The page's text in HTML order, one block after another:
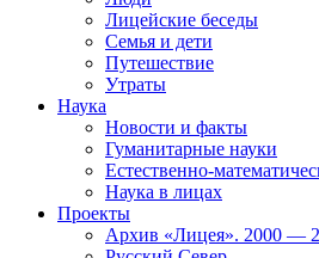
Лицейские беседы
Семья и дети
Путешествие
Утраты
Наука
Новости и факты
Гуманитарные науки
Естественно-
Наука в лицах
Проекты
Архив «Лицея». 2000 —